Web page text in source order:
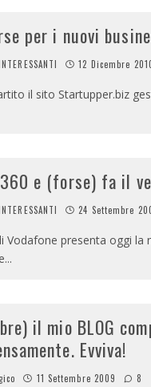
per i nuovi
12 Dicembre
il sito Startupper.biz
e (forse) fa il
24 Settembre
Vodafone presenta oggi
...
il mio BLOG
Evviva!
11 Settembre 2009 8